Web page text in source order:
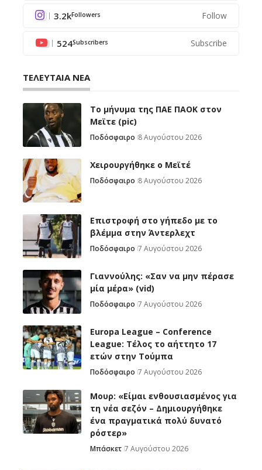
3.2kFollowers Follow
524Subscribers Subscribe
ΤΕΛΕΥΤΑΙΑ ΝΕΑ
Το μήνυμα της ΠΑΕ ΠΑΟΚ στον
Μεϊτε (pic)
Ποδόσφαιρο 8 Αυγούστου 2026
Χειρουργήθηκε ο Μεϊτέ
Ποδόσφαιρο 8 Αυγούστου 2026
Επιστροφή στο γήπεδο με το
βλέμμα στην Άντερλεχτ
Ποδόσφαιρο 7 Αυγούστου 2026
Γιαννούλης: «Σαν να μην πέρασε
μία μέρα» (vid)
Ποδόσφαιρο 7 Αυγούστου 2026
Europa League – Conference
League: Τέλος το αήττητο 17
ετών στην Τούμπα
Ποδόσφαιρο 7 Αυγούστου 2026
Μουρ: «Είμαι ενθουσιασμένος για
τη νέα σεζόν – Δημιουργήθηκε
ένα πραγματικά πολύ δυνατό
ρόστερ»
Μπάσκετ 7 Αυγούστου 2026